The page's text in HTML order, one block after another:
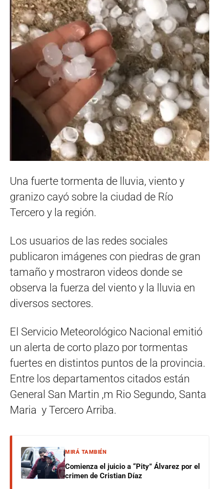
Una fuerte tormenta de lluvia, viento y
granizo cayó sobre la ciudad de Río
Tercero y la región.
Los usuarios de las redes sociales
publicaron imágenes con piedras de gran
tamaño y mostraron videos donde se
observa la fuerza del viento y la lluvia en
diversos sectores.
El Servicio Meteorológico Nacional emitió
un alerta de corto plazo por tormentas
fuertes en distintos puntos de la provincia.
Entre los departamentos citados están
General San Martin ,m Rio Segundo, Santa
Maria y Tercero Arriba.
MIRÁ TAMBIÉN
Comienza el juicio a “Pity” Álvarez por el
crimen de Cristian Díaz